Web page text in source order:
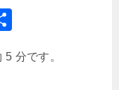
分です。